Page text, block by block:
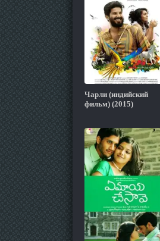
Чарли (индийский
фильм) (2015)